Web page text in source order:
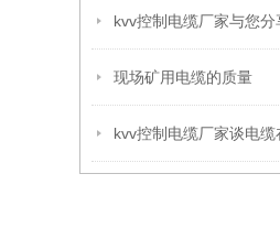
现场矿用电缆的质量